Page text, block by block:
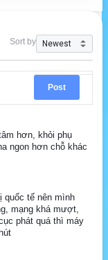
Sort by
Post
hơn, khỏi phụ
ngon hơn chỗ khác
quốc tế nên mình
mạng khá mượt,
phát quá thì máy